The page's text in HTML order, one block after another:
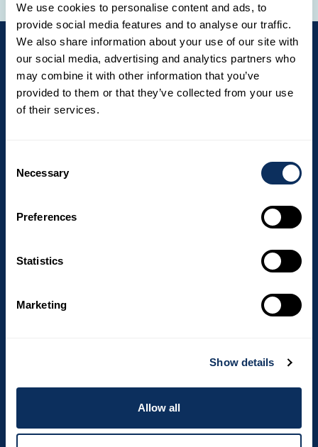
We use cookies to personalise content and ads, to
provide social media features and to analyse our traffic.
We also share information about your use of our site with
our social media, advertising and analytics partners who
may combine it with other information that you’ve
provided to them or that they’ve collected from your use
of their services.
Selection
Necessary
Preferences
Statistics
Marketing
Show details
Allow all
Newsletter
Voyage, rêve et profite d'offres exclusives :
Email
J’autorise We love to travel à traiter mes
cadre de mon inscription à la newsletter